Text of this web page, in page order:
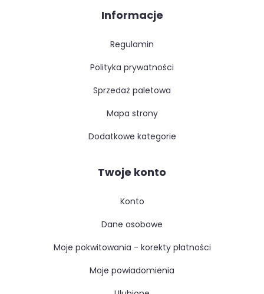
Informacje
regulamin
polityka prywatności
sprzedaż paletowa
mapa strony
dodatkowe kategorie
Twoje konto
konto
dane osobowe
moje pokwitowania - korekty płatności
moje powiadomienia